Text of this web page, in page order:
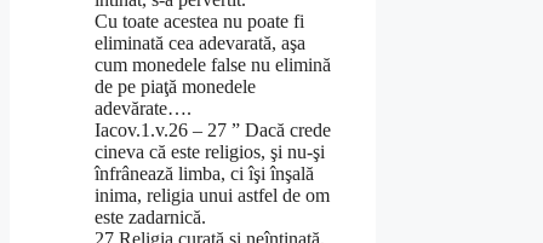
Cu toate acestea nu poate fi
eliminată cea adevarată, aşa
cum monedele false nu elimină
de pe piaţă monedele
adevărate….
Iacov.1.v.26 – 27 ” Dacă crede
cineva că este religios, şi nu-şi
înfrânează limba, ci îşi înşală
inima, religia unui astfel de om
este zadarnică.
27 Religia curată şi neîntinată,